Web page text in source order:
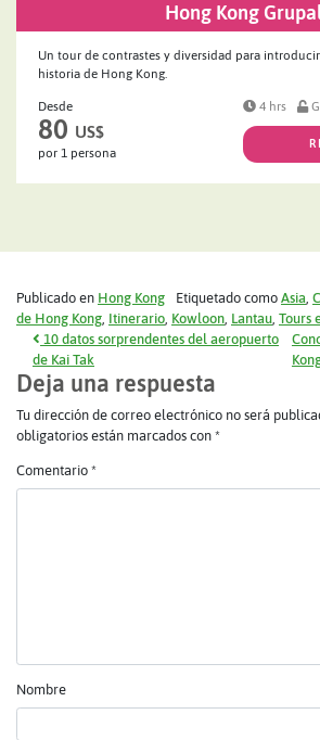
Hong Kong
Un tour de contrastes y diversidad para
historia de Hong Kong.
Desde
80 US$
por 1 persona
4 hrs
Publicado en Hong Kong Etiquetado como Asia
de Hong Kong Itinerario Kowloon Lantau Tours
Navegación de
10 datos sorprendentes del aeropuerto
de Kai Tak
Deja una respuesta
Tu dirección de correo electrónico no será
obligatorios están marcados con *
Comentario *
Nombre